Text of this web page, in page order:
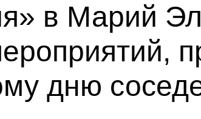
в Марий
дню